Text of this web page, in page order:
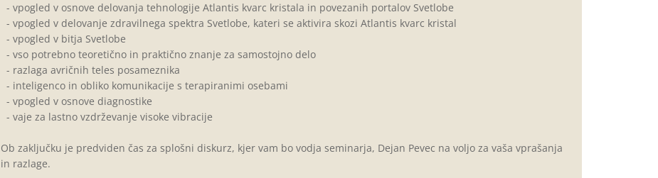
- vpogled v osnove delovanja tehnologije Atlantis kvarc kristala in povezanih portalov Svetlobe
- vpogled v delovanje zdravilnega spektra Svetlobe, kateri se aktivira skozi Atlantis kvarc kristal
- vpogled v bitja Svetlobe
- vso potrebno teoretično in praktično znanje za samostojno delo
- razlaga avričnih teles posameznika
- inteligenco in obliko komunikacije s terapiranimi osebami
- vpogled v osnove diagnostike
- vaje za lastno vzdrževanje visoke vibracije
Ob zaključku je predviden čas za splošni diskurz, kjer vam bo vodja seminarja, Dejan Pevec na voljo za vaša vprašanja
in razlage.